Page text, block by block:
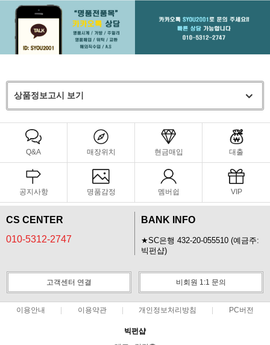
상품정보고시 보기
Q&A 매장위치 현금매입 대출
공지사항 명품감정 멤버쉽 VIP
CS CENTER
010-5312-2747
BANK INFO
★SC은행 432-20-055510 (예금주:
빅펀샵)
고객센터 연결 비회원 1:1 문의
이용안내 이용약관 개인정보처리방침 PC버전
빅펀샵